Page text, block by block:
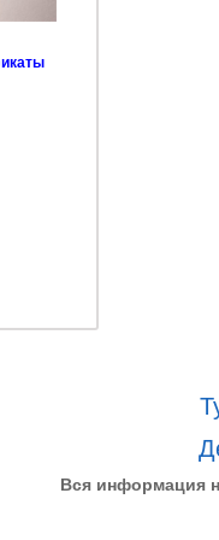
Вся информация